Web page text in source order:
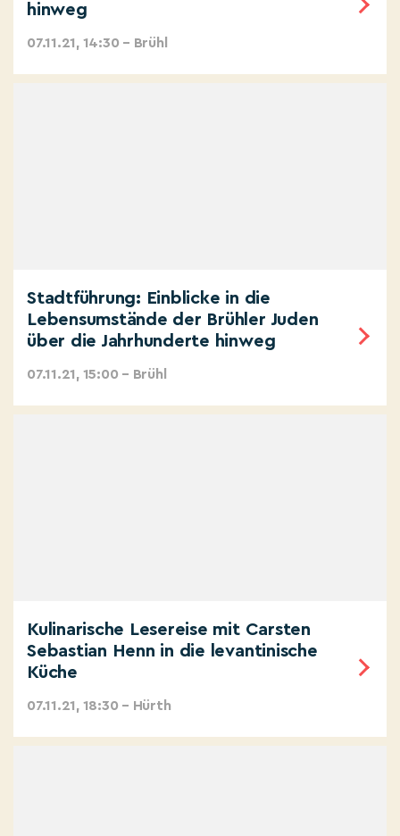
hinweg
07.11.21, 14:30 – Brühl
Stadtführung: Einblicke in die
Lebensumstände der Brühler Juden
über die Jahrhunderte hinweg
07.11.21, 15:00 – Brühl
Kulinarische Lesereise mit Carsten
Sebastian Henn in die levantinische
Küche
07.11.21, 18:30 – Hürth